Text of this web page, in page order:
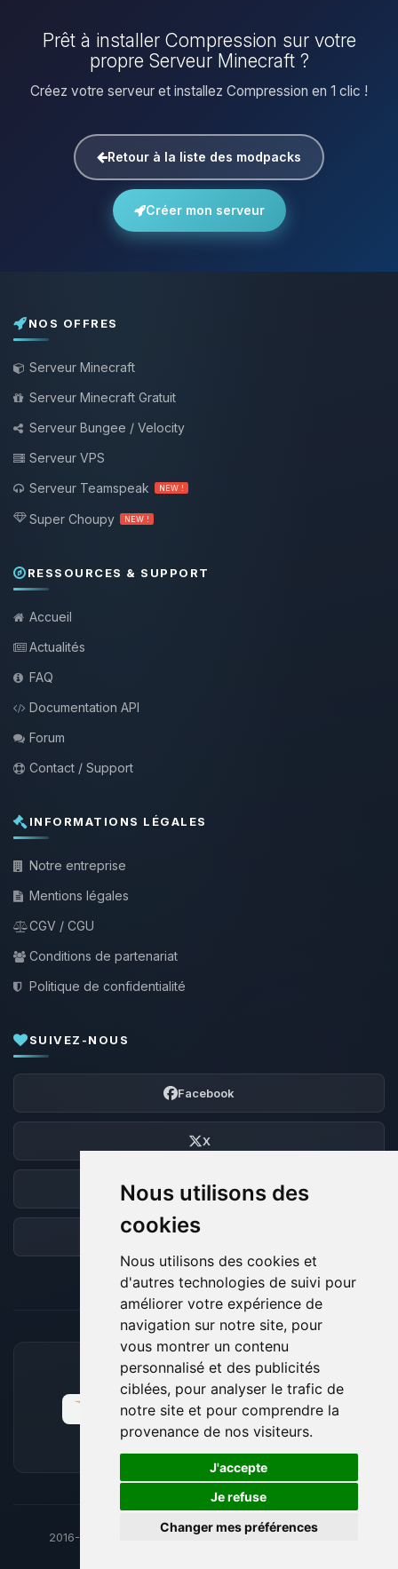
Nous utilisons des
cookies
Nous utilisons des cookies et
d'autres technologies de suivi pour
améliorer votre expérience de
navigation sur notre site, pour
vous montrer un contenu
personnalisé et des publicités
ciblées, pour analyser le trafic de
notre site et pour comprendre la
provenance de nos visiteurs.
J'accepte
Je refuse
Changer mes préférences
Prêt à installer Compression sur votre
propre Serveur Minecraft ?
Créez votre serveur et installez Compression en 1 clic !
Retour à la liste des modpacks
Créer mon serveur
NOS OFFRES
Serveur Minecraft
Serveur Minecraft Gratuit
Serveur Bungee / Velocity
Serveur VPS
Serveur Teamspeak
NEW !
Super Choupy NEW !
RESSOURCES & SUPPORT
Accueil
Actualités
FAQ
Documentation API
Forum
Contact / Support
INFORMATIONS LÉGALES
Notre entreprise
Mentions légales
CGV / CGU
Conditions de partenariat
Politique de confidentialité
SUIVEZ-NOUS
Facebook
X
Discord
Forum
MOYENS DE PAIEMENT ACCEPTÉS
2016-26 © BoxToPlay - ByteLogic tous droits réservés
🍪